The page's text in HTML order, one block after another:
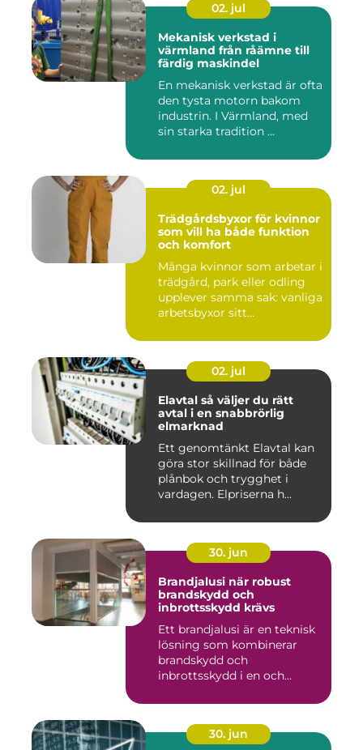
02. jul
Mekanisk verkstad i
värmland från råämne till
färdig maskindel
En mekanisk verkstad är ofta
den tysta motorn bakom
industrin. I Värmland, med
sin starka tradition ...
02. jul
Trädgårdsbyxor för kvinnor
som vill ha både funktion
och komfort
Många kvinnor som arbetar i
trädgård, park eller odling
upplever samma sak: vanliga
arbetsbyxor sitt...
02. jul
Elavtal så väljer du rätt
avtal i en snabbrörlig
elmarknad
Ett genomtänkt Elavtal kan
göra stor skillnad för både
plånbok och trygghet i
vardagen. Elpriserna h...
30. jun
Brandjalusi när robust
brandskydd och
inbrottsskydd krävs
Ett brandjalusi är en teknisk
lösning som kombinerar
brandskydd och
inbrottsskydd i en och
30. jun